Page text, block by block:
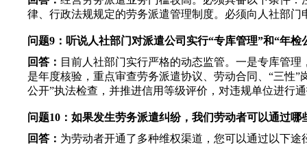
律、行政法规规定的劳务派遣管理制度。必须向人社部
问题9：听说人社部门对派遣公司实行“专库管理”和“年检
回答： 目前人社部门实行严格的动态监管。一是专库管
是年度核验，重点审查劳务派遣协议、劳动合同、“三性
公开”执法检查，并推进信用等级评价，对违规单位进行
问题10：如果发生劳务派遣纠纷，我们劳动者可以通过哪
回答： 为劳动者开通了多种维权渠道，您可以通过以下